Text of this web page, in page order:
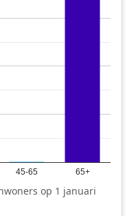
45-65 65+
op 1 januari